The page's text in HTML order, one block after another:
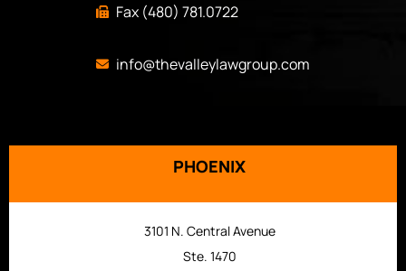
Fax (480) 781.0722
info@thevalleylawgroup.com
PHOENIX
3101 N. Central Avenue
Ste. 1470